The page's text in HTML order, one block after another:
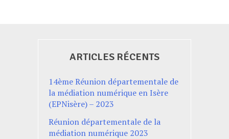
ARTICLES RÉCENTS
14ème Réunion départementale de
la médiation numérique en Isère
(EPNisère) – 2023
Réunion départementale de la
médiation numérique 2023